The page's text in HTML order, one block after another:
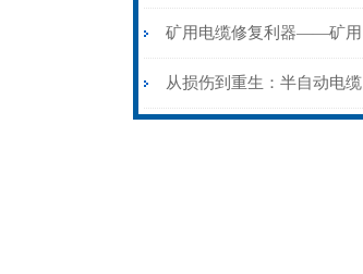
生”
安装与接线：精准修复的工
艺基石
矿用电缆修复利器——矿用
电缆热补机智能控温，安全
从损伤到重生：半自动电缆